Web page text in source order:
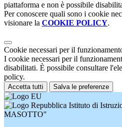
piattaforma e non è possibile
Per conoscere quali sono i cookie
visionare la COOKIE POLICY.
Cookie necessari per il
I cookie necessari per il
disabilitati. È possibile consultare
policy.
Accetta tutti Salva le preferenze
Istituto di
MASOTTO"